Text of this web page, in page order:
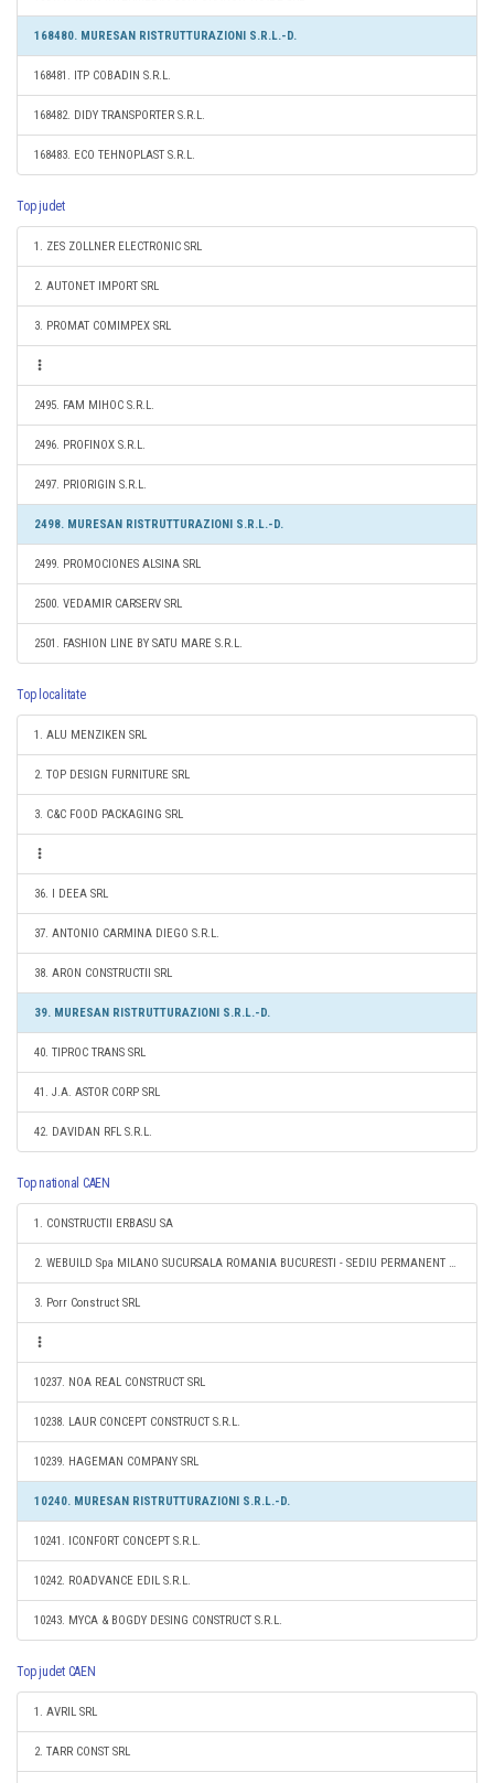
168480. MURESAN RISTRUTTURAZIONI S.R.L.-D.
168481. ITP COBADIN S.R.L.
168482. DIDY TRANSPORTER S.R.L.
168483. ECO TEHNOPLAST S.R.L.
Top judet
1. ZES ZOLLNER ELECTRONIC SRL
2. AUTONET IMPORT SRL
3. PROMAT COMIMPEX SRL
2495. FAM MIHOC S.R.L.
2496. PROFINOX S.R.L.
2497. PRIORIGIN S.R.L.
2498. MURESAN RISTRUTTURAZIONI S.R.L.-D.
2499. PROMOCIONES ALSINA SRL
2500. VEDAMIR CARSERV SRL
2501. FASHION LINE BY SATU MARE S.R.L.
Top localitate
1. ALU MENZIKEN SRL
2. TOP DESIGN FURNITURE SRL
3. C&C FOOD PACKAGING SRL
36. I DEEA SRL
37. ANTONIO CARMINA DIEGO S.R.L.
38. ARON CONSTRUCTII SRL
39. MURESAN RISTRUTTURAZIONI S.R.L.-D.
40. TIPROC TRANS SRL
41. J.A. ASTOR CORP SRL
42. DAVIDAN RFL S.R.L.
Top national CAEN
1. CONSTRUCTII ERBASU SA
2. WEBUILD Spa MILANO SUCURSALA ROMANIA BUCURESTI - SEDIU PERMANENT DESEMNAT
3. Porr Construct SRL
10237. NOA REAL CONSTRUCT SRL
10238. LAUR CONCEPT CONSTRUCT S.R.L.
10239. HAGEMAN COMPANY SRL
10240. MURESAN RISTRUTTURAZIONI S.R.L.-D.
10241. ICONFORT CONCEPT S.R.L.
10242. ROADVANCE EDIL S.R.L.
10243. MYCA & BOGDY DESING CONSTRUCT S.R.L.
Top judet CAEN
1. AVRIL SRL
2. TARR CONST SRL